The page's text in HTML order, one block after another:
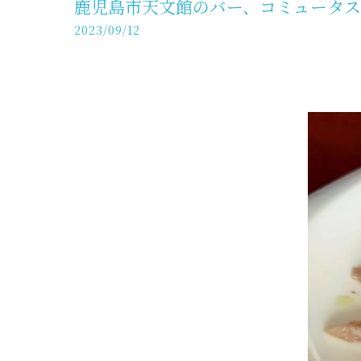
鹿児島市天文館のバー、コミュータ
2023/09/12